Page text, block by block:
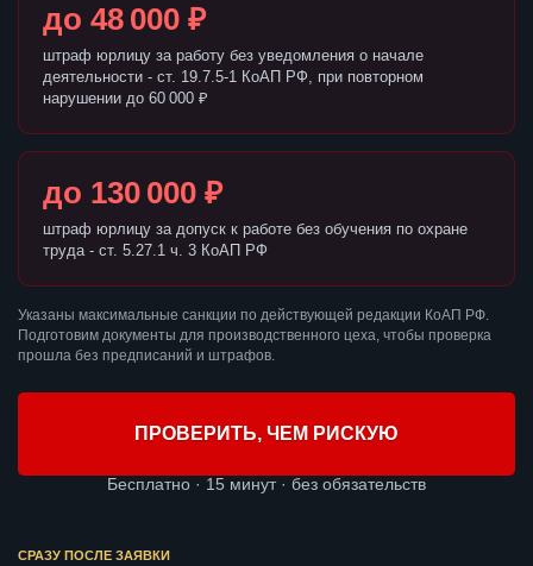
до 48 000 ₽
штраф юрлицу за работу без уведомления о начале
деятельности - ст. 19.7.5-1 КоАП РФ, при повторном
нарушении до 60 000 ₽
до 130 000 ₽
штраф юрлицу за допуск к работе без обучения по охране
труда - ст. 5.27.1 ч. 3 КоАП РФ
Указаны максимальные санкции по действующей редакции КоАП РФ.
Подготовим документы для производственного цеха, чтобы проверка
прошла без предписаний и штрафов.
ПРОВЕРИТЬ, ЧЕМ РИСКУЮ
Бесплатно · 15 минут · без обязательств
СРАЗУ ПОСЛЕ ЗАЯВКИ